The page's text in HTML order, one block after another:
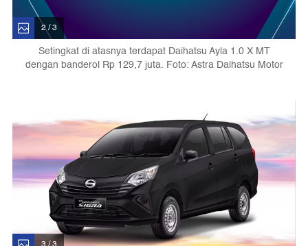
2 / 3
Setingkat di atasnya terdapat Daihatsu Ayla 1.0 X MT
dengan banderol Rp 129,7 juta. Foto: Astra Daihatsu Motor